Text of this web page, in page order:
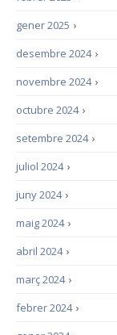
›
gener 2025
›
desembre 2024
›
novembre 2024
›
octubre 2024
›
setembre 2024
›
juliol 2024
›
juny 2024
›
maig 2024
›
abril 2024
›
març 2024
›
febrer 2024